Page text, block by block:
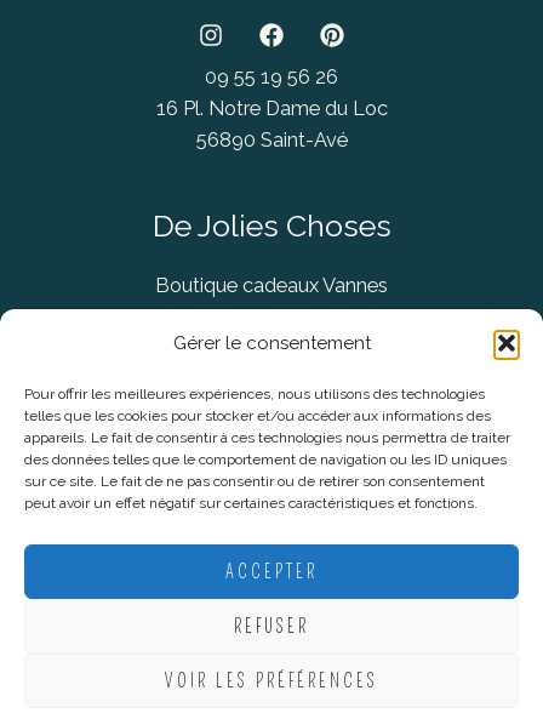
Gérer le consentement
Pour offrir les meilleures expériences, nous utilisons des technologies
telles que les cookies pour stocker et/ou accéder aux informations des
appareils. Le fait de consentir à ces technologies nous permettra de traiter
des données telles que le comportement de navigation ou les ID uniques
sur ce site. Le fait de ne pas consentir ou de retirer son consentement
peut avoir un effet négatif sur certaines caractéristiques et fonctions.
ACCEPTER
REFUSER
VOIR LES PRÉFÉRENCES
09 55 19 56 26
16 Pl. Notre Dame du Loc
56890 Saint-Avé
De Jolies Choses
Boutique cadeaux Vannes
Concept Store Vannes
Informations légales
CGV
Politique De Confidentialité
Plan du site